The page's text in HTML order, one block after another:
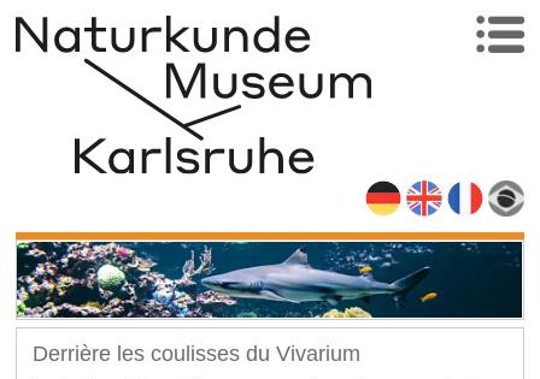
Derrière les coulisses du Vivarium